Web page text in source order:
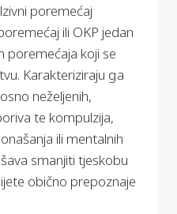
poremećaj
ili OKP jedan
poremećaja koji se
Karakteriziraju ga
neželjenih,
te kompulzija,
ili mentalnih
smanjiti tjeskobu
obično prepoznaje